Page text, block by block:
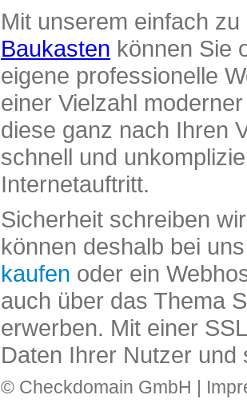
Mit unserem einfach
Baukasten können Sie
eigene professionelle
einer Vielzahl
diese ganz nach Ihren
schnell und
Internetauftritt.
Sicherheit schreiben
können deshalb bei
kaufen oder ein
auch über das Thema
erwerben. Mit einer
Daten Ihrer Nutzer und
© Checkdomain GmbH |